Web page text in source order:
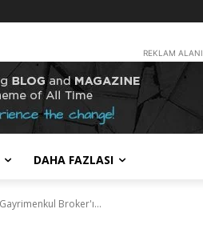
REKLAM ALANI
DAHA FAZLASI
Broker'ı...